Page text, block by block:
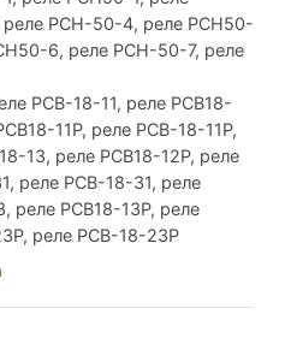
РСН-50-4, реле РСН50-
6, реле РСН-50-7, реле
РСВ-18-11, реле РСВ18-
11Р, реле РСВ-18-11Р,
13, реле РСВ18-12Р, реле
реле РСВ-18-31, реле
реле РСВ18-13Р, реле
реле РСВ-18-23Р